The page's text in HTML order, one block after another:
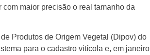
maior precisão o real tamanho da
Produtos de Origem Vegetal (Dipov) do
para o cadastro vitícola e, em janeiro